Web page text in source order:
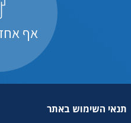
אף אחד
תנאי השימוש באתר